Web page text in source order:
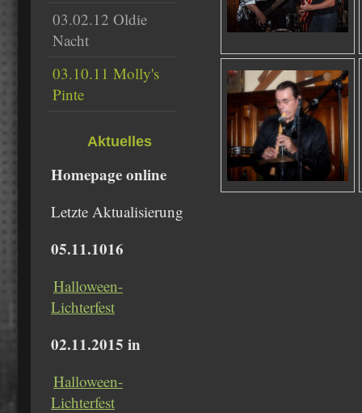
03.02.12 Oldie
Nacht
03.10.11 Molly's
Pinte
Aktuelles
Homepage online
Letzte Aktualisierung
05.11.1016
Halloween-
Lichterfest
02.11.2015 in
Halloween-
Lichterfest